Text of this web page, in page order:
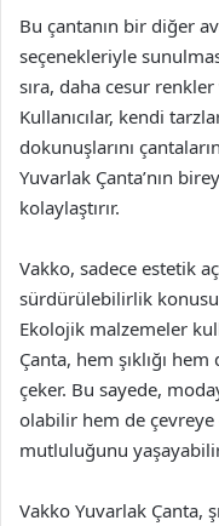
Bu çantanın bir diğer
seçenekleriyle
sıra, daha cesur
Kullanıcılar, kendi
dokunuşlarını
Yuvarlak Çanta’nın
kolaylaştırır.
Vakko, sadece estetik
sürdürülebilirlik
Ekolojik malzemeler
Çanta, hem şıklığı
çeker. Bu sayede,
olabilir hem de çevreye
mutluluğunu
Vakko Yuvarlak Çanta,